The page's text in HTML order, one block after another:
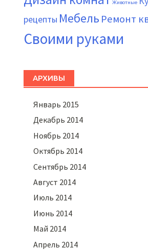
Животные
рецепты Мебель Ремонт
Своими руками
АРХИВЫ
Январь 2015
Декабрь 2014
Ноябрь 2014
Октябрь 2014
Сентябрь 2014
Август 2014
Июль 2014
Июнь 2014
Май 2014
Апрель 2014